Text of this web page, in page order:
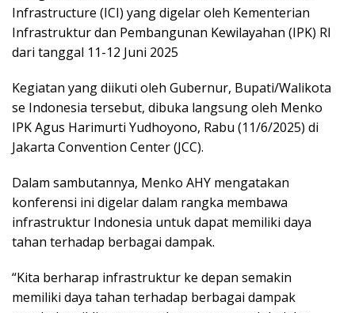
Infrastructure (ICI) yang digelar oleh Kementerian
Infrastruktur dan Pembangunan Kewilayahan (IPK) RI
dari tanggal 11-12 Juni 2025
Kegiatan yang diikuti oleh Gubernur, Bupati/Walikota
se Indonesia tersebut, dibuka langsung oleh Menko
IPK Agus Harimurti Yudhoyono, Rabu (11/6/2025) di
Jakarta Convention Center (JCC).
Dalam sambutannya, Menko AHY mengatakan
konferensi ini digelar dalam rangka membawa
infrastruktur Indonesia untuk dapat memiliki daya
tahan terhadap berbagai dampak.
“Kita berharap infrastruktur ke depan semakin
memiliki daya tahan terhadap berbagai dampak